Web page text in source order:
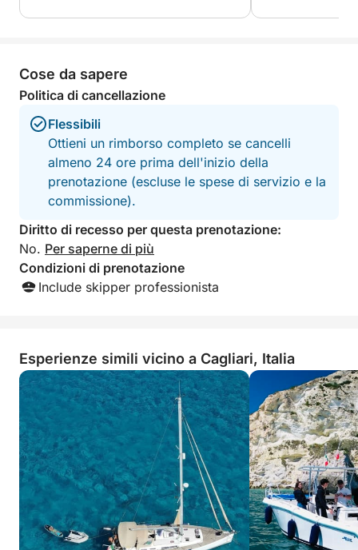
Esplorazione del Capo Carbonara, dove il mare
Carburante e skipper sono inclusi in tutti i pacchetti.
Cose da sapere
Politica di cancellazione
Flessibili
Ottieni un rimborso completo se cancelli
almeno 24 ore prima dell'inizio della
prenotazione (escluse le spese di servizio e la
commissione).
Diritto di recesso per questa prenotazione:
No. Per saperne di più
Condizioni di prenotazione
Include skipper professionista
Esperienze simili vicino a Cagliari, Italia